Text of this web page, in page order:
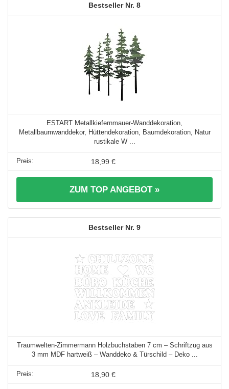
8
ESTART Metallkiefernmauer-Wanddekoration,
Metallbaumwanddekor, Hüttendekoration, Baumdekoration, Natur
rustikale W ...
18,99 €
ZUM TOP ANGEBOT »
9
Traumwelten-Zimmermann Holzbuchstaben 7 cm – Schriftzug aus
3 mm MDF hartweiß – Wanddeko & Türschild – Deko ...
18,90 €